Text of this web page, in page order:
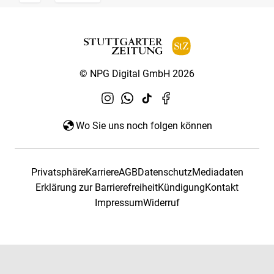
© NPG Digital GmbH 2026
Wo Sie uns noch folgen können
PrivatsphäreKarriereAGBDatenschutzMediadaten
Erklärung zur BarrierefreiheitKündigungKontakt
ImpressumWiderruf